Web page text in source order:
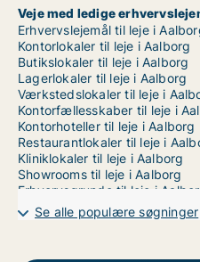
Veje med ledige
Erhvervslejemål til leje i
Kontorlokaler til leje i Aalborg
Butikslokaler til leje i Aalborg
Lagerlokaler til leje i Aalborg
Værkstedslokaler til leje i
Kontorfællesskaber til leje i
Kontorhoteller til leje i Aalborg
Restaurantlokaler til leje i
Kliniklokaler til leje i Aalborg
Showrooms til leje i Aalborg
Erhvervsgrunde til leje i
Garager til leje i Aalborg
Erhvervslokaler til leje i Gistrup
Se alle populære søgninger